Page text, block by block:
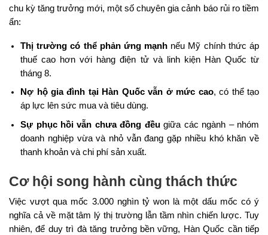
chu kỳ tăng trưởng mới, một số chuyên gia cảnh báo rủi ro tiềm
ẩn:
Thị trường có thể phản ứng mạnh nếu Mỹ chính thức áp
thuế cao hơn với hàng điện tử và linh kiện Hàn Quốc từ
tháng 8.
Nợ hộ gia đình tại Hàn Quốc vẫn ở mức cao, có thể tạo
áp lực lên sức mua và tiêu dùng.
Sự phục hồi vẫn chưa đồng đềugiữa các ngành – nhóm
doanh nghiệp vừa và nhỏ vẫn đang gặp nhiều khó khăn về
thanh khoản và chi phí sản xuất.
Cơ hội song hành cùng thách thức
Việc vượt qua mốc 3.000 nghìn tỷ won là một dấu mốc có ý
nghĩa cả về mặt tâm lý thị trường lẫn tầm nhìn chiến lược. Tuy
nhiên, để duy trì đà tăng trưởng bền vững, Hàn Quốc cần tiếp